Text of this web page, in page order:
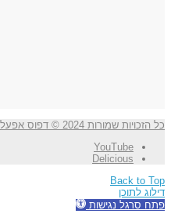
כל הזכויות שמורות 2024 © דפוס אפעל
YouTube
Delicious
Back to Top
דילוג לתוכן
פתח סרגל נגישות